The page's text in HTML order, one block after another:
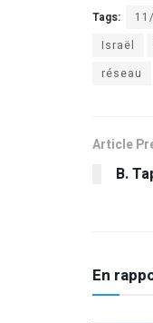
Tags:
Israël
réseau
Article
B.
En